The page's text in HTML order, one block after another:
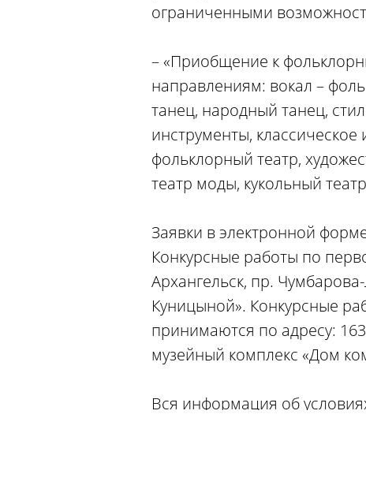
ограниченными
– «Приобщение к
направлениям: вокал –
танец, народный танец,
инструменты,
фольклорный театр,
театр моды, кукольный
Заявки в электронной
Конкурсные работы по
Архангельск, пр.
Куницыной». Конкурсные
принимаются по адресу:
музейный комплекс «Дом
Вся информация об